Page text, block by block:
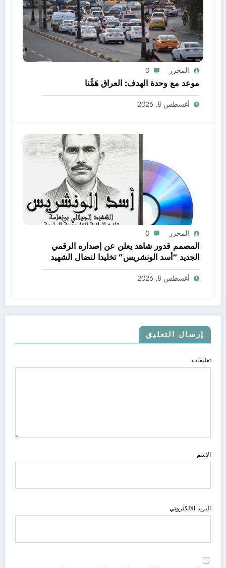
المحرر 0
موعد مع وحدة الهدف: العراق هَمُّنا
أغسطس 8, 2026
المحرر 0
المصمم قدور شاهد يعلن عن إصداره الرقمي
الجديد “أسد الونشريس” تخليدا لنضال الشهيد
الجيلالي بونعامة
أغسطس 8, 2026
إرسال التعليق
تعليقات
الاسم
البريد الالكتروني